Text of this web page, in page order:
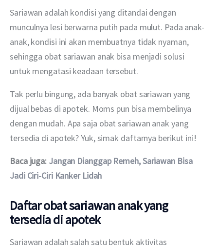
Sariawan adalah kondisi yang ditandai dengan
munculnya lesi berwarna putih pada mulut. Pada anak-
anak, kondisi ini akan membuatnya tidak nyaman,
sehingga obat sariawan anak bisa menjadi solusi
untuk mengatasi keadaan tersebut.
Tak perlu bingung, ada banyak obat sariawan yang
dijual bebas di apotek. Moms pun bisa membelinya
dengan mudah. Apa saja obat sariawan anak yang
tersedia di apotek? Yuk, simak daftarnya berikut ini!
Baca juga: Jangan Dianggap Remeh, Sariawan Bisa
Jadi Ciri-Ciri Kanker Lidah
Daftar obat sariawan anak yang
tersedia di apotek
Sariawan adalah salah satu bentuk aktivitas